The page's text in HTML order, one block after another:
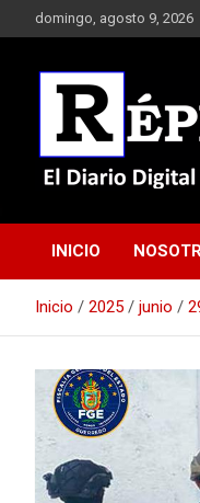
al
domingo, agosto 9, 2026
Réplica
INICIO
Inicio 2025 junio